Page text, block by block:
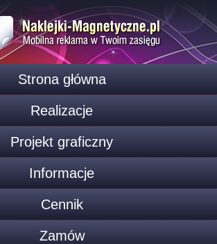
Strona główna
Realizacje
Projekt graficzny
Informacje
Cennik
Zamów